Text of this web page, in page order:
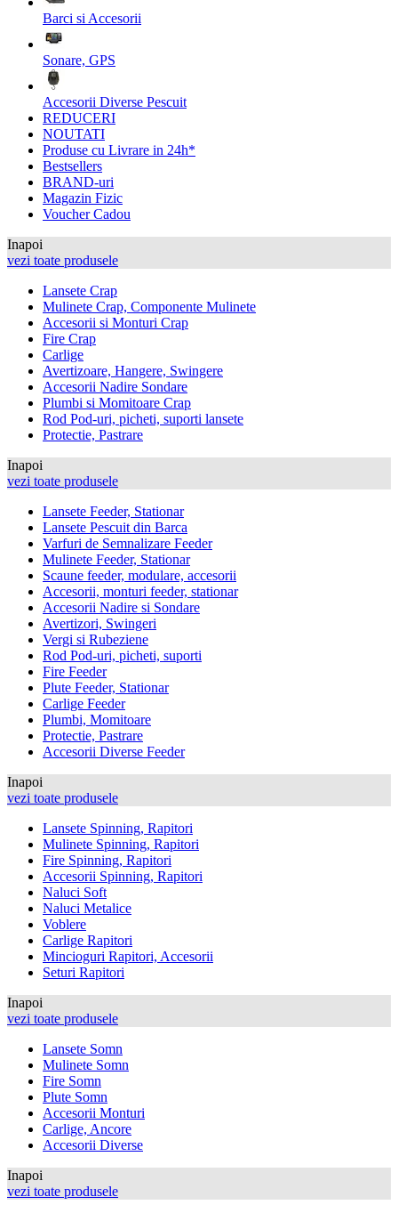
Barci si Accesorii
Sonare, GPS
Accesorii Diverse Pescuit
REDUCERI
NOUTATI
Produse cu Livrare in 24h*
Bestsellers
BRAND-uri
Magazin Fizic
Voucher Cadou
Inapoi
vezi toate produsele
Lansete Crap
Mulinete Crap, Componente Mulinete
Accesorii si Monturi Crap
Fire Crap
Carlige
Avertizoare, Hangere, Swingere
Accesorii Nadire Sondare
Plumbi si Momitoare Crap
Rod Pod-uri, picheti, suporti lansete
Protectie, Pastrare
Inapoi
vezi toate produsele
Lansete Feeder, Stationar
Lansete Pescuit din Barca
Varfuri de Semnalizare Feeder
Mulinete Feeder, Stationar
Scaune feeder, modulare, accesorii
Accesorii, monturi feeder, stationar
Accesorii Nadire si Sondare
Avertizori, Swingeri
Vergi si Rubeziene
Rod Pod-uri, picheti, suporti
Fire Feeder
Plute Feeder, Stationar
Carlige Feeder
Plumbi, Momitoare
Protectie, Pastrare
Accesorii Diverse Feeder
Inapoi
vezi toate produsele
Lansete Spinning, Rapitori
Mulinete Spinning, Rapitori
Fire Spinning, Rapitori
Accesorii Spinning, Rapitori
Naluci Soft
Naluci Metalice
Voblere
Carlige Rapitori
Mincioguri Rapitori, Accesorii
Seturi Rapitori
Inapoi
vezi toate produsele
Lansete Somn
Mulinete Somn
Fire Somn
Plute Somn
Accesorii Monturi
Carlige, Ancore
Accesorii Diverse
Inapoi
vezi toate produsele